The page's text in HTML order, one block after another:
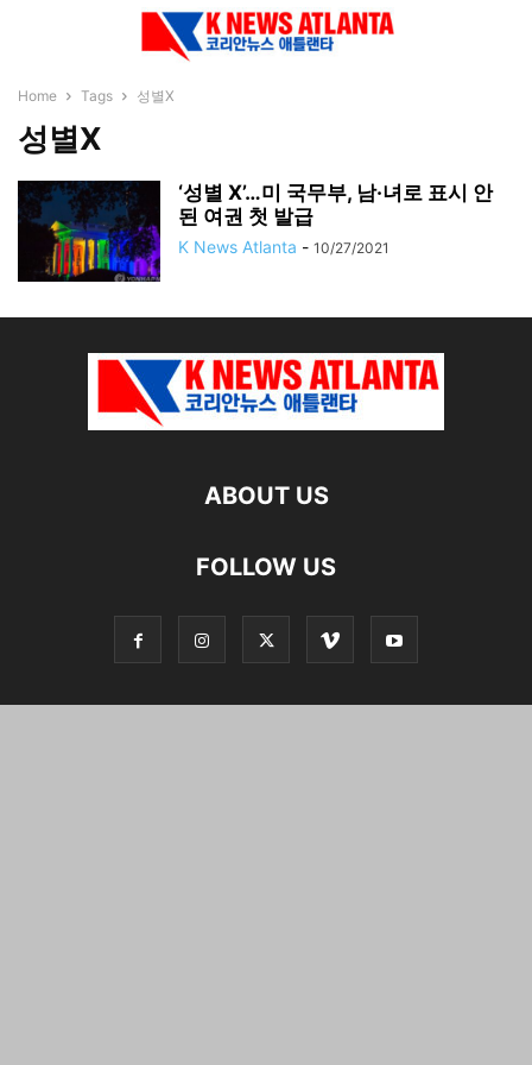
Home Tags 성별X
성별X
‘성별 X’…미 국무부, 남·녀로 표시 안
된 여권 첫 발급
K News Atlanta - 10/27/2021
ABOUT US
FOLLOW US